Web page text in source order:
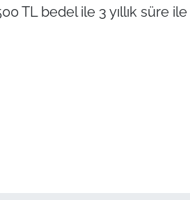
TL bedel ile 3 yıllık süre ile